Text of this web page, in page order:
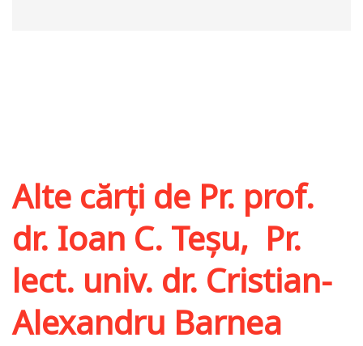
Alte cărți de Pr. prof.
dr. Ioan C. Teşu, Pr.
lect. univ. dr. Cristian-
Alexandru Barnea